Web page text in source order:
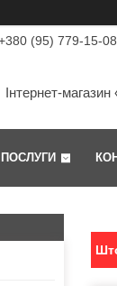
(95) 779-15-08
Інтернет-